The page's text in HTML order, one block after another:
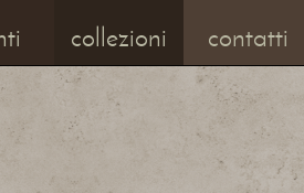
contatti
collezioni